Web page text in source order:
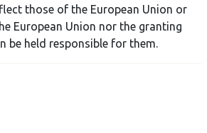
those of the European Union or
European Union nor the granting
be held responsible for them.